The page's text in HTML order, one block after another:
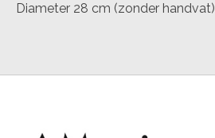
Diameter 28 cm (zonder handvat)